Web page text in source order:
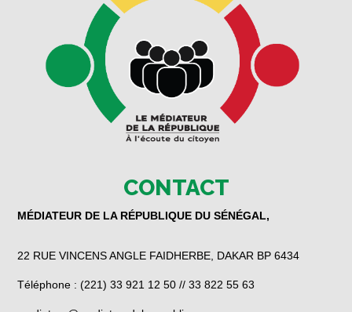
CONTACT
MÉDIATEUR DE LA RÉPUBLIQUE DU SÉNÉGAL,
22 RUE VINCENS ANGLE FAIDHERBE, DAKAR BP 6434
Téléphone : (221) 33 921 12 50 // 33 822 55 63